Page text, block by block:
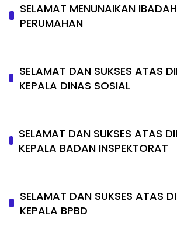
SELAMAT MENUNAIKAN
PERUMAHAN
SELAMAT DAN SUKSES ATAS
KEPALA DINAS SOSIAL
SELAMAT DAN SUKSES ATAS
KEPALA BADAN INSPEKTORAT
SELAMAT DAN SUKSES ATAS
KEPALA BPBD